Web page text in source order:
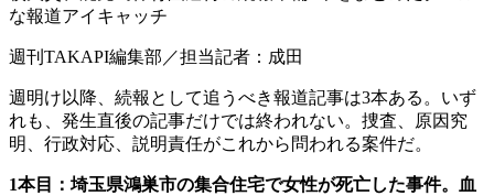
週刊TAKAPI編集部／担当記者：成田
週明け以降、続報として追うべき報道記事は3本ある。いず
れも、発生直後の記事だけでは終われない。捜査、原因究
明、行政対応、説明責任がこれから問われる案件だ。
1本目：埼玉県鴻巣市の集合住宅で女性が死亡した事件。血